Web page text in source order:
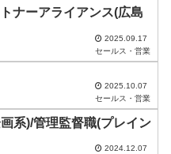
ナーアライアンス(広島
2025.09.17
セールス・営業
2025.10.07
セールス・営業
系)/管理監督職(プレイン
2024.12.07